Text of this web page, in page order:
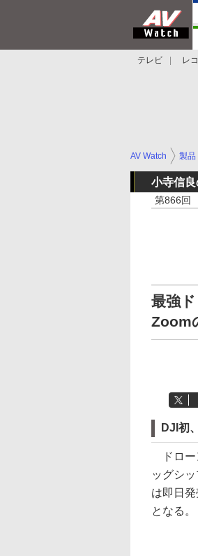
テレビ レ
AV Watch 製品
小寺信
第866回
最強
Zoom
DJI初
ドロー
ッグシ
は即日
となる。